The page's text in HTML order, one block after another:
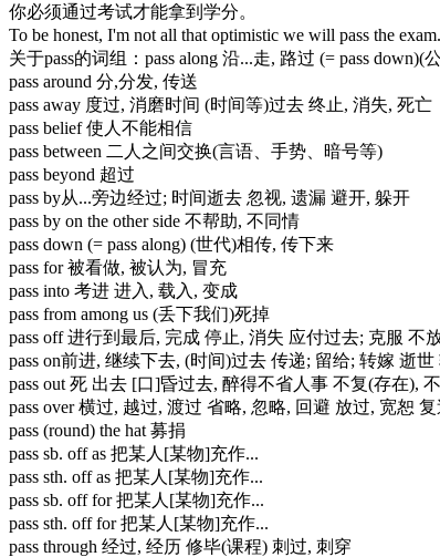
你必须通过考试才能拿到学分。
To be honest, I'm not all that optimistic we will pass the
关于pass的词组：pass along 沿...走, 路过 (= pass
pass around 分,分发, 传送
pass away 度过, 消磨时间 (时间等)过去 终止, 消失, 死亡
pass belief 使人不能相信
pass between 二人之间交换(言语、手势、暗号等)
pass beyond 超过
pass by从...旁边经过; 时间逝去 忽视, 遗漏 避开, 躲开
pass by on the other side 不帮助, 不同情
pass down (= pass along) (世代)相传, 传下来
pass for 被看做, 被认为, 冒充
pass into 考进 进入, 载入, 变成
pass from among us (丢下我们)死掉
pass off 进行到最后, 完成 停止, 消失 应付过去; 克服 不
pass on前进, 继续下去, (时间)过去 传递; 留给; 转嫁 逝
pass out 死 出去 [口]昏过去, 醉得不省人事 不复(存在),
pass over 横过, 越过, 渡过 省略, 忽略, 回避 放过, 宽恕
pass (round) the hat 募捐
pass sb. off as 把某人[某物]充作...
pass sth. off as 把某人[某物]充作...
pass sb. off for 把某人[某物]充作...
pass sth. off for 把某人[某物]充作...
pass through 经过, 经历 修毕(课程) 刺过, 刺穿